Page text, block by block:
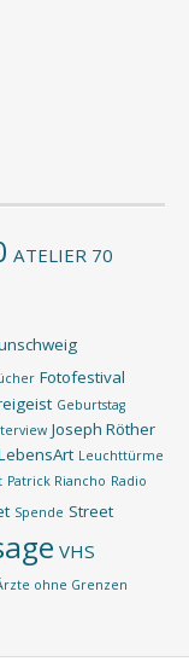
ATELIER 70
Fotofestival
Geburtstag
Joseph Röther
Leuchttürme
Patrick Riancho Radio
Spende Street
VHS
ohne Grenzen